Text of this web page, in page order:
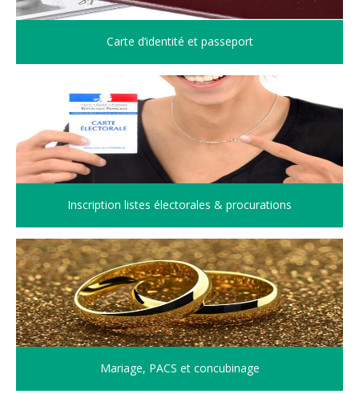
Carte d’identité et passeport
Inscription listes électorales & procurations
Mariage, PACS et concubinage